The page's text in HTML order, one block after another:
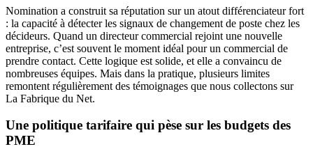
Nomination a construit sa réputation sur un atout différenciateur fort
: la capacité à détecter les signaux de changement de poste chez les
décideurs. Quand un directeur commercial rejoint une nouvelle
entreprise, c’est souvent le moment idéal pour un commercial de
prendre contact. Cette logique est solide, et elle a convaincu de
nombreuses équipes. Mais dans la pratique, plusieurs limites
remontent régulièrement des témoignages que nous collectons sur
La Fabrique du Net.
Une politique tarifaire qui pèse sur les budgets des
PME